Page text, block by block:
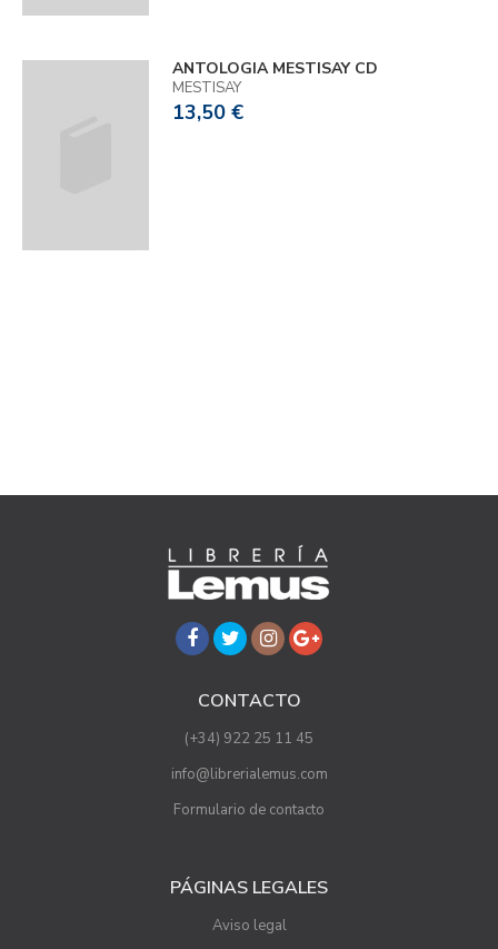
ANTOLOGIA MESTISAY CD
MESTISAY
13,50 €
CONTACTO
(+34) 922 25 11 45
info@librerialemus.com
Formulario de contacto
PÁGINAS LEGALES
Aviso legal